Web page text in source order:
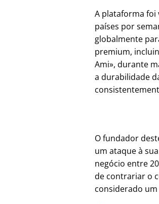
A plataforma foi
países por
globalmente
premium,
Ami , durante
a durabilidade
O fundador
um ataque à
negócio entre
de contrariar o
considerado